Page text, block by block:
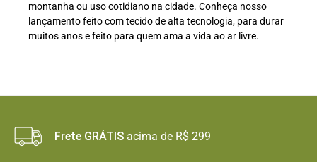
montanha ou uso cotidiano na cidade. Conheça nosso
lançamento feito com tecido de alta tecnologia, para durar
muitos anos e feito para quem ama a vida ao ar livre.
Frete GRÁTIS acima de R$ 299